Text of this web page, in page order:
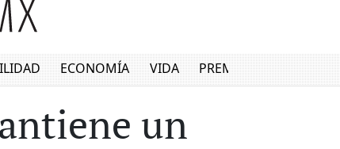
ECONOMÍA VIDA PREMIUM
un